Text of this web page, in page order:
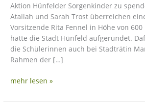
Aktion Hünfelder Sorgenkinder zu
Atallah und Sarah Trost überreichen
Vorsitzende Rita Fennel in Höhe von
hatte die Stadt Hünfeld aufgerundet.
die Schülerinnen auch bei Stadträtin
Rahmen der […]
mehr lesen »